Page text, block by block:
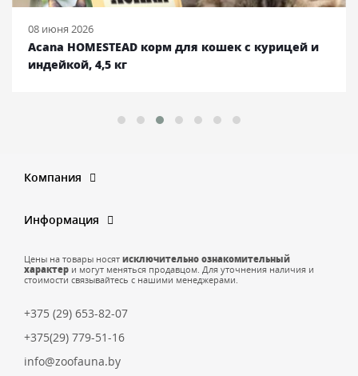
08 июня 2026
Acana HOMESTEAD корм для кошек с курицей и
индейкой, 4,5 кг
Компания
Информация
Цены на товары носят исключительно ознакомительный
характер и могут меняться продавцом. Для уточнения наличия и
стоимости связывайтесь с нашими менеджерами.
+375 (29) 653-82-07
+375(29) 779-51-16
info@zoofauna.by